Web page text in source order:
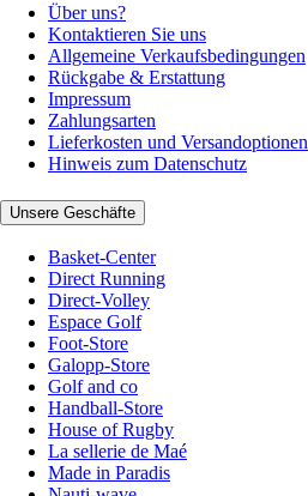
Über uns?
Kontaktieren Sie uns
Allgemeine Verkaufsbedingungen
Rückgabe & Erstattung
Impressum
Zahlungsarten
Lieferkosten und Versandoptionen
Hinweis zum Datenschutz
Unsere Geschäfte
Basket-Center
Direct Running
Direct-Volley
Espace Golf
Foot-Store
Galopp-Store
Golf and co
Handball-Store
House of Rugby
La sellerie de Maé
Made in Paradis